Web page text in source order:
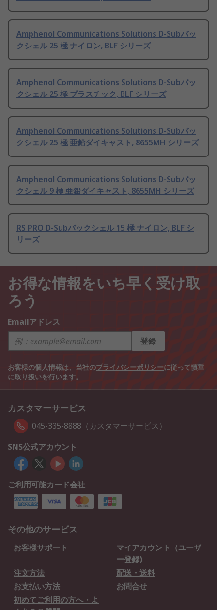
Amphenol Communications Solutions D-Subバッ
クシェル 25 極 ナイロン, BLF シリーズ
Amphenol Communications Solutions D-Subバッ
クシェル 25 極 プラスチック, BLF シリーズ
Amphenol Communications Solutions D-Subバッ
クシェル 25 極 亜鉛ダイキャスト, 8655MH シリーズ
Amphenol Communications Solutions D-Subバッ
クシェル 9 極 亜鉛ダイキャスト, 8655MH シリーズ
RS PRO D-Subバックシェル 15 極 ナイロン, BLF シ
リーズ
お得な情報をいち早く受け取
ろう
Emailアドレス
登録
お客様の個人情報は、当社のプライバシーポリシーに従って慎重
に取り扱いを行います。
カスタマーサービス
045-335-8888（カスタマーサービス）
SNS公式アカウント
ご利用可能カード会社
その他のサービス
お客様サポート
マイアカウント（ユーザ
ー登録)
注文方法
配送・送料
お支払い方法
お問合せ
初めてご利用の方へ・よ